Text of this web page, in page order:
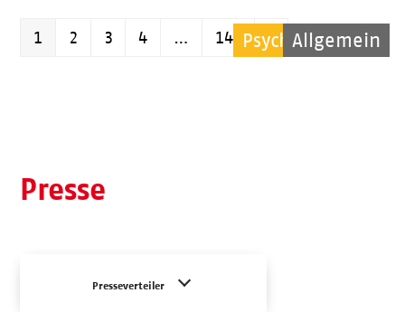
Kinder
Kinder
Pflege
Pflege
Kinder
Psychische Hilfe
Allgemein
Kinder
Pflege
Pflege
Kinder
Allgemein
Seite
1 Seite
2 Seite
3 Seite
4 … Seite
143 Vorwärts
Presse
Presseverteiler